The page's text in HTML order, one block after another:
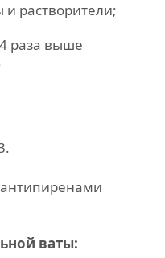
растворители;
раза выше
ваты: